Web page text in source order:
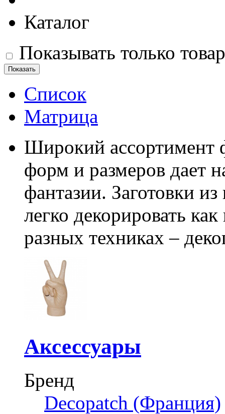
Каталог
Показывать только
Список
Матрица
Широкий ассортимент
форм и размеров дает
фантазии. Заготовки
легко декорировать
разных техниках –
Аксессуары
Бренд
Decopatch (Франция)